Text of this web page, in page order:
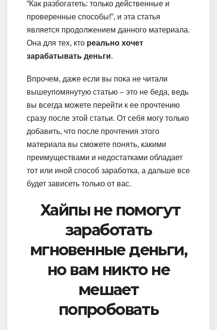
“Как разбогатеть: только действенные и
проверенные способы!”, и эта статья
является продолжением данного материала.
Она для тех, кто реально хочет
зарабатывать деньги.
Впрочем, даже если вы пока не читали
вышеупомянутую статью – это не беда, ведь
вы всегда можете перейти к ее прочтению
сразу после этой статьи. От себя могу только
добавить, что после прочтения этого
материала вы сможете понять, какими
преимуществами и недостатками обладает
тот или иной способ заработка, а дальше все
будет зависеть только от вас.
Хайпы не помогут
заработать
мгновенные деньги,
но вам никто не
мешает
попробовать